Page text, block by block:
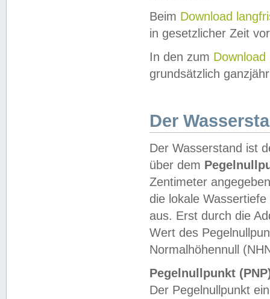
Beim Download
in gesetzlicher Zeit
In den zum Download
grundsätzlich
Der
Der Wasserstand ist
über dem
Zentimeter
die lokale
aus. Erst durch die
Wert des
Normalhöhennull
Pegelnullpunkt
Der Pegelnullpunkt